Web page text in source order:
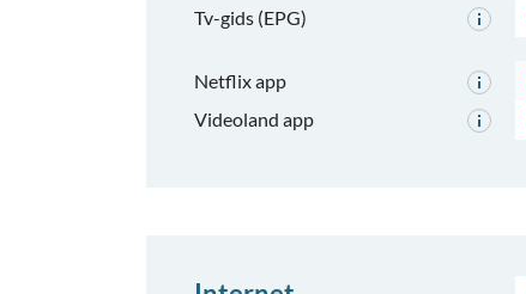
Tv-gids (EPG)
Netflix app
Videoland app